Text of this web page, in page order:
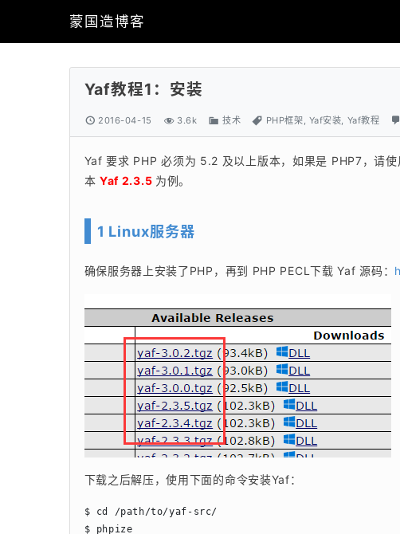
蒙国造博客
Yaf教程1：安装
2016-04-15 3.6k 技术 PHP框架 Yaf安装 Yaf教程
Yaf 要求 PHP 必须为 5.2 及以上版本，如果是 PHP7，请
本 Yaf 2.3.5 为例。
1 Linux服务器
确保服务器上安装了PHP，再到 PHP PECL下载 Yaf 源码：
下载之后解压，使用下面的命令安装Yaf：
$ cd /path/to/yaf-src/
$ phpize